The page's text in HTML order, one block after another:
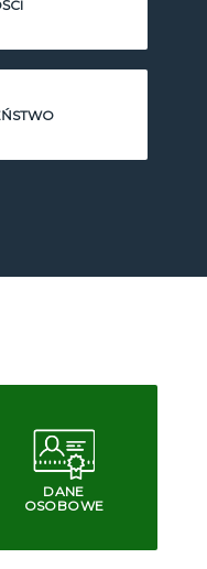
DANE
OSOBOWE